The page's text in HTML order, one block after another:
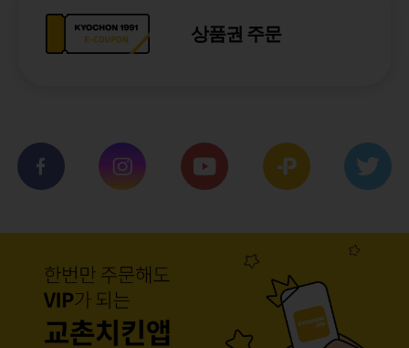
상품권 주문